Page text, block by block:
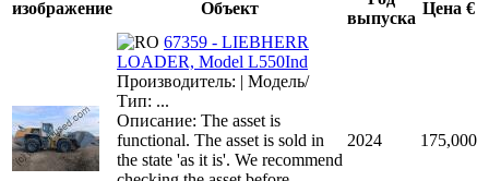
изображение Объект
выпуска
Цена €
67359 - LIEBHERR
LOADER, Model L550Ind
Производитель: | Модель/
Тип: ...
Описание: The asset is
functional. The asset is sold in
the state 'as it is'. We recommend
2024 175,000